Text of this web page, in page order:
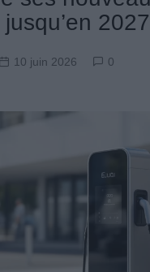
2027
10 juin 2026
0